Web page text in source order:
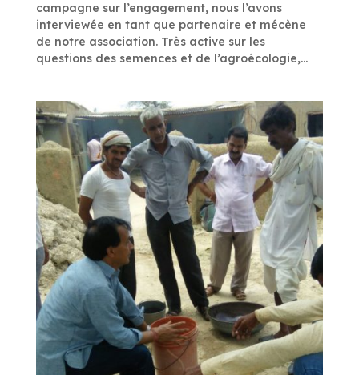
campagne sur l’engagement, nous l’avons
interviewée en tant que partenaire et mécène
de notre association. Très active sur les
questions des semences et de l’agroécologie,...